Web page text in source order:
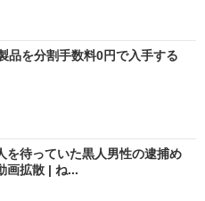
品を分割手数料0円で入手する
を待っていた黒人男性の逮捕め
画拡散 | ね...